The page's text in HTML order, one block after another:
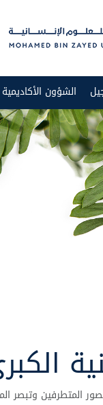
الشؤون الأكاديمية
المتطرفين وتبصر